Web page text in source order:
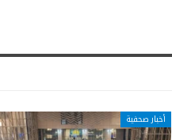
أخبار صحفية